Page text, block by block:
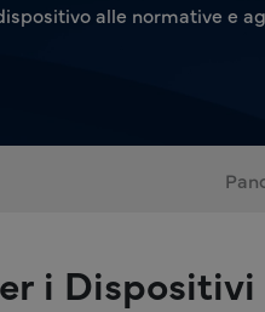
alle normative e
i Dispositivi